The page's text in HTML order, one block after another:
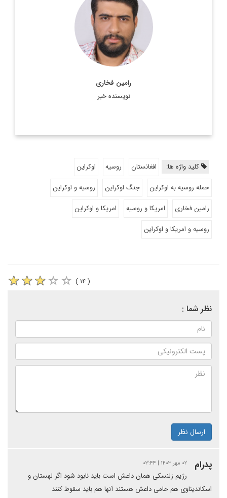
رامین فخاری
نویسنده خبر
کارشناسی علوم سیاسی و کارشناسی ارشد مطالعات خاورمیانه علامه
طباطبایی
اطلاعات بیشتر
کلید واژه ها: افغانستان روسیه
اوکراین
حمله روسیه به اوکراین
جنگ اوکراین
روسیه و اوکراین
رامین فخاری
امریکا و روسیه
امریکا و اوکراین
روسیه و امریکا و اوکراین
( ۱۴ )
نظر شما :
ارسال نظر
پدرام ۰۲ مهر ۱۴۰۳ | ۰۳:۴۴
رژیم زلنسکی همان داعش است باید نابود شود اگر لهستان و
اسکاندیناوی هم حامی داعش هستند آنها هم باید سقوط کنند